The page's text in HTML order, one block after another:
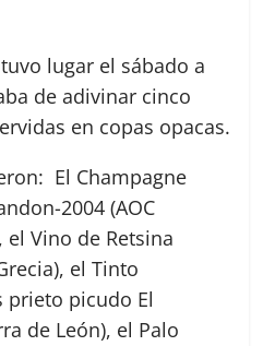
lugar el sábado a
de adivinar cinco
en copas opacas.
El Champagne
2004 (AOC
el Vino de Retsina
el Tinto
prieto picudo El
de León), el Palo